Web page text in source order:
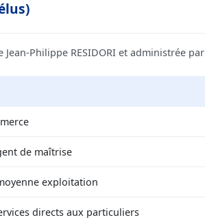
Philippe RESIDORI et administrée par
de maîtrise
exploitation
directs aux particuliers